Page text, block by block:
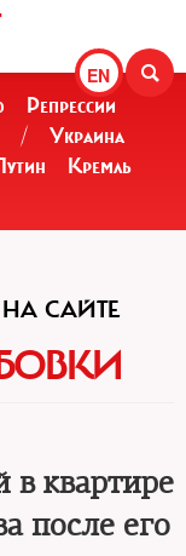
EN
Репрессии
/
Украина
Кремль
САЙТЕ
квартире
после его